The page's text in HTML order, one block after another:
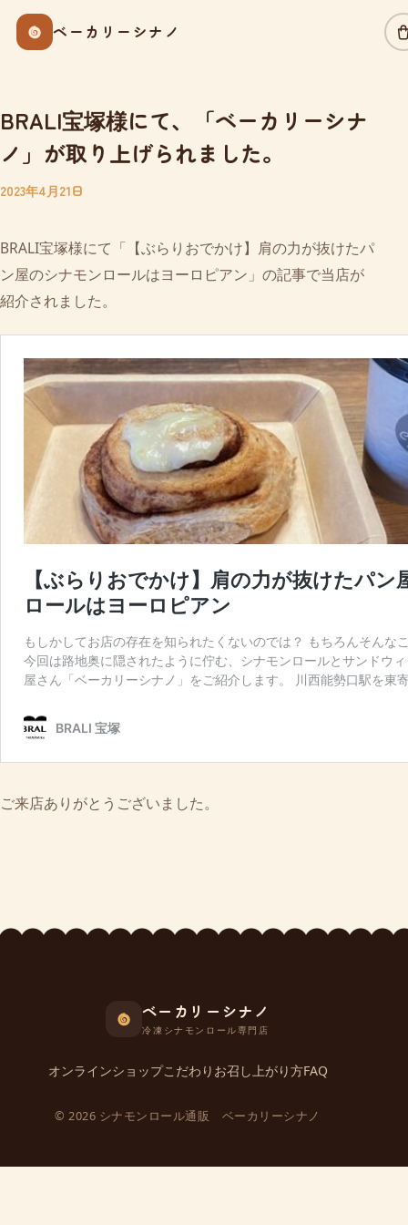
Skip
ベーカリーシナノ
BRALI宝塚様にて、「ベーカリーシナ
ノ」が取り上げられました。
2023年4月21日
BRALI宝塚様にて「【ぶらりおでかけ】肩の力が抜けたパ
ン屋のシナモンロールはヨーロピアン」の記事で当店が
紹介されました。
ご来店ありがとうございました。
ベーカリーシナノ
冷凍シナモンロール専門店
オンラインショップこだわり お召し上がり方FAQ
© 2026 シナモンロール通販 ベーカリーシナノ